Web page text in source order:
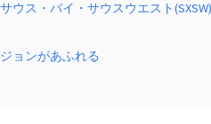
ウス・バイ・サウスウエスト
ョンがあふれる